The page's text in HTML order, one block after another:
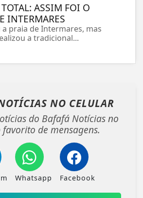
ASSIM FOI O
INTERMARES
praia de Intermares, mas
a tradicional...
NO CELULAR
do Bafafá Notícias no
favorito de mensagens.
Whatsapp Facebook